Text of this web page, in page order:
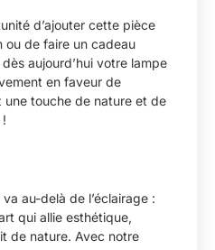
d’ajouter cette pièce
ou de faire un cadeau
aujourd’hui votre lampe
en faveur de
une touche de nature et de
au-delà de l’éclairage :
qui allie esthétique,
de nature. Avec notre